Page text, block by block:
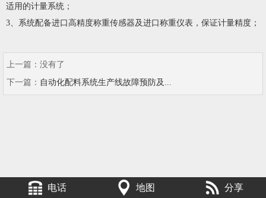
适用的计量系统；
3、系统配备进口高精度称重传感器及进口称重仪表，保证计量精度；
上一篇： 没有了
下一篇： 自动化配料系统生产线故障预防及...
电话 地图 分享